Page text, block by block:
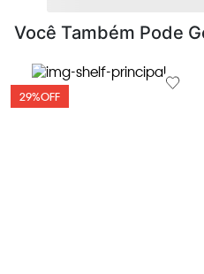
Você Também Pode
29%OFF